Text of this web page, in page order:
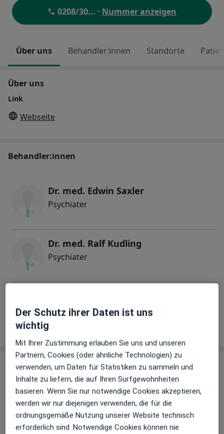
0208/30... · Nummer anzeigen
Über uns Behandler:innen Standorte
Über uns
Link
Webseite
Behandler:innen
Dr. med. Edwin Saxler
Psychiater
Dr. med. Ralf Kudling
Psychiater
Psychiater
Praxis
Zu Google Maps
Der Schutz ihrer Daten ist uns
wichtig
Mit Ihrer Zustimmung erlauben Sie uns und unseren
Partnern, Cookies (oder ähnliche Technologien) zu
verwenden, um Daten für Statistiken zu sammeln und
Inhalte zu liefern, die auf Ihren Surfgewohnheiten
basieren. Wenn Sie nur notwendige Cookies akzeptieren,
werden wir nur diejenigen verwenden, die für die
ordnungsgemäße Nutzung unserer Website technisch
erforderlich sind. Notwendige Cookies können nie